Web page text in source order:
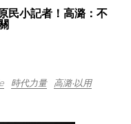
民小記者！高潞：不
時代力量 高潞‧以用